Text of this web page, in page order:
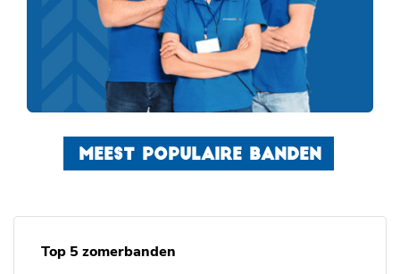
MEEST POPULAIRE BANDEN
Top 5 zomerbanden